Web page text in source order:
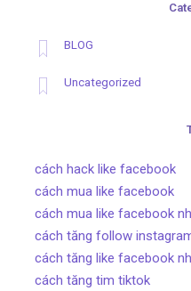
BLOG
Uncategorized
cách hack like facebook
cách mua like facebook
cách mua like facebook
cách tăng follow
cách tăng like facebook
cách tăng tim tiktok